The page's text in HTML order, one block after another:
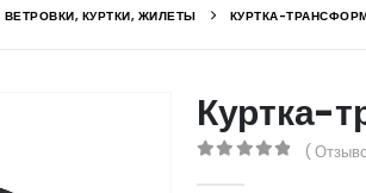
ВЕТРОВКИ, КУРТКИ, ЖИЛЕТЫ КУРТКА-
Куртка-
(